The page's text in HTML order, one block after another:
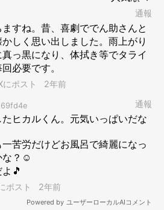
くん。飼い主さんはこの姿を見た瞬間
と言います。手に持っていたコーヒー
時が止まった」と教えてくれました！